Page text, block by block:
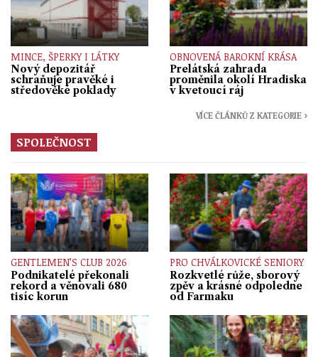
MINCE, ŠPERKY I LÁTKY
Nový depozitář
schraňuje pravěké i
středověké poklady
OBNOVENÁ BAROKNÍ KRÁSA
Prelátská zahrada
proměnila okolí Hradiska
v kvetoucí ráj
VÍCE ČLÁNKŮ Z KATEGORIE ›
SPOLEČNOST
GENTLEMEN’S CLUB 2026
Podnikatelé překonali
rekord a věnovali 680
tisíc korun
PRO CHVÁLKOVICKÉ SENIORY
Rozkvetlé růže, sborový
zpěv a krásné odpoledne
od Farmaku